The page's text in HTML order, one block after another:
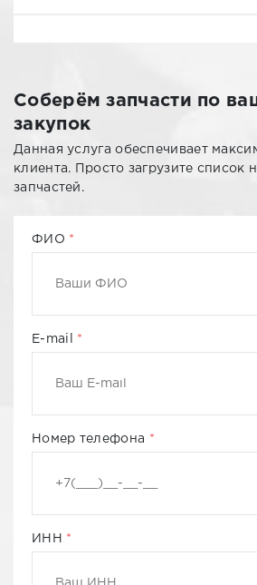
Соберём запчасти по
закупок
Данная услуга обеспечивает
клиента. Просто загрузите список
запчастей.
ФИО
E-mail
Номер телефона
ИНН